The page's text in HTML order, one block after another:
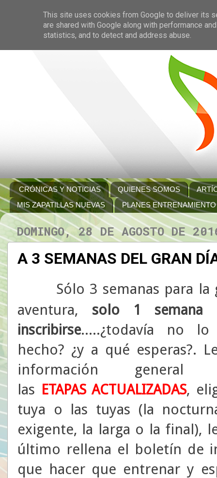
CRÓNICAS Y NOTICIAS QUIENES SOMOS
MIS ZAPATILLAS NUEVAS
PLANES ENTRENAMIENTO
DOMINGO, 28 DE AGOSTO DE
A 3 SEMANAS DEL GRAN
Sólo 3 semanas para la
aventura, solo 1 semana
inscribirse.....¿todavía no lo
hecho? ¿y a qué esperas?.
información general
las ETAPAS ACTUALIZADAS,
tuya o las tuyas (la
exigente, la larga o la final),
último rellena el boletín de
que hacer que entrenar y
This site uses cookies from Google to deliver its
are shared with Google along with performance
statistics, and to detect and address abuse.